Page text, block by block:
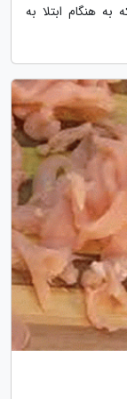
هنگام ابتلا به